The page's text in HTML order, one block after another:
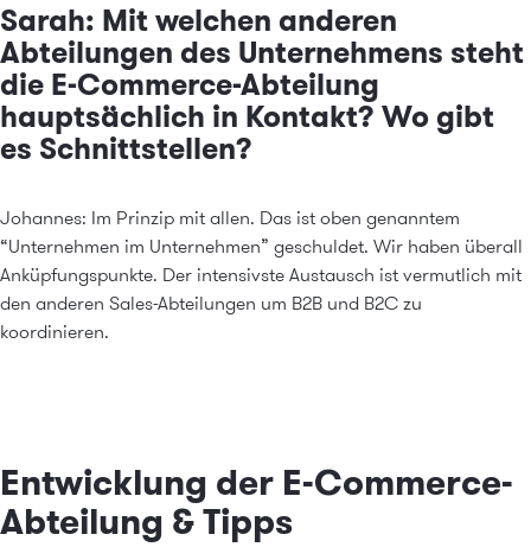
Sarah: Mit welchen anderen
Abteilungen des Unternehmens steht
die E-Commerce-Abteilung
hauptsächlich in Kontakt? Wo gibt
es Schnittstellen?
Johannes: Im Prinzip mit allen. Das ist oben genanntem
“Unternehmen im Unternehmen” geschuldet. Wir haben überall
Anküpfungspunkte. Der intensivste Austausch ist vermutlich mit
den anderen Sales-Abteilungen um B2B und B2C zu
koordinieren.
Entwicklung der E-Commerce-
Abteilung & Tipps